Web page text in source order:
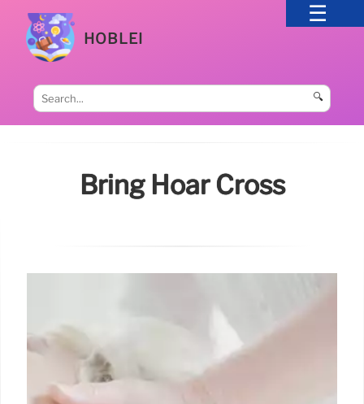
HOBLEI
🔍
Bring Hoar Cross